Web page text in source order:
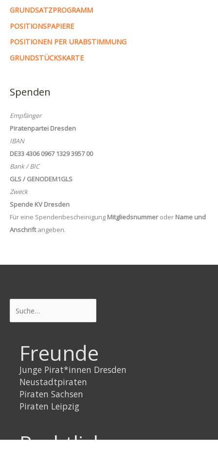
GRUNDSATZPROGRAMM
POSITIONSPAPIERE
POSITIONEN PER URABSTIMMUNG
GRUNDSTÜCKSKARTE
Spenden
Empfänger
Piratenpartei Dresden
IBAN
DE33 4306 0967 1329 3957 00
Bank / BIC
GLS / GENODEM1GLS
Zweck
Spende KV Dresden
Für eine Spendenbescheinigung Mitgliedsnummeroder Name und
Anschriftangeben.
Freunde
Junge Pirat*innen Dresden
Neustadtpiraten
Piraten Sachsen
Piraten Leipzig
Rechtliches